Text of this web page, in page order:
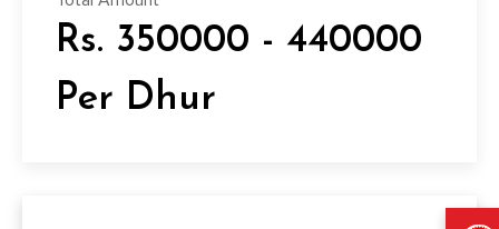
Rs. 350000 - 440000
Per Dhur